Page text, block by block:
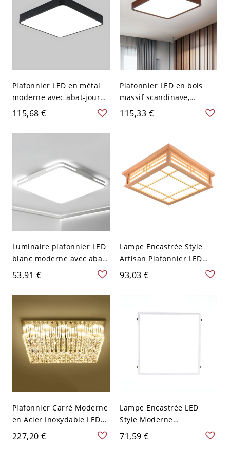
Plafonnier LED en métal
moderne avec abat-jour
en acrylique - Abat-jour
blanc - 110 V-120 V 30,48
cm Noir Blanc
115,68 €
Plafonnier LED en bois
massif scandinave,
luminaire mince à profil
bas - 110 V-120 V 30,48 cm
115,33 €
Luminaire plafonnier LED
blanc moderne avec abat-
jour en acrylique pour
une ambiance lumineuse
éclatante à la maison -
Carré Blanc
53,91 €
Lampe Encastrée Style
Artisan Plafonnier LED
Carré en Bois pour
Chambre à Coucher - Bois
93,03 €
Plafonnier Carré Moderne
en Acier Inoxydable LED
Luminaire Affleurant en
Argent Décor en Cristal -
227,20 €
Lampe Encastrée LED
Style Moderne
Géométrique Plafonnier
Acrylique Blanc pour
71,59 €